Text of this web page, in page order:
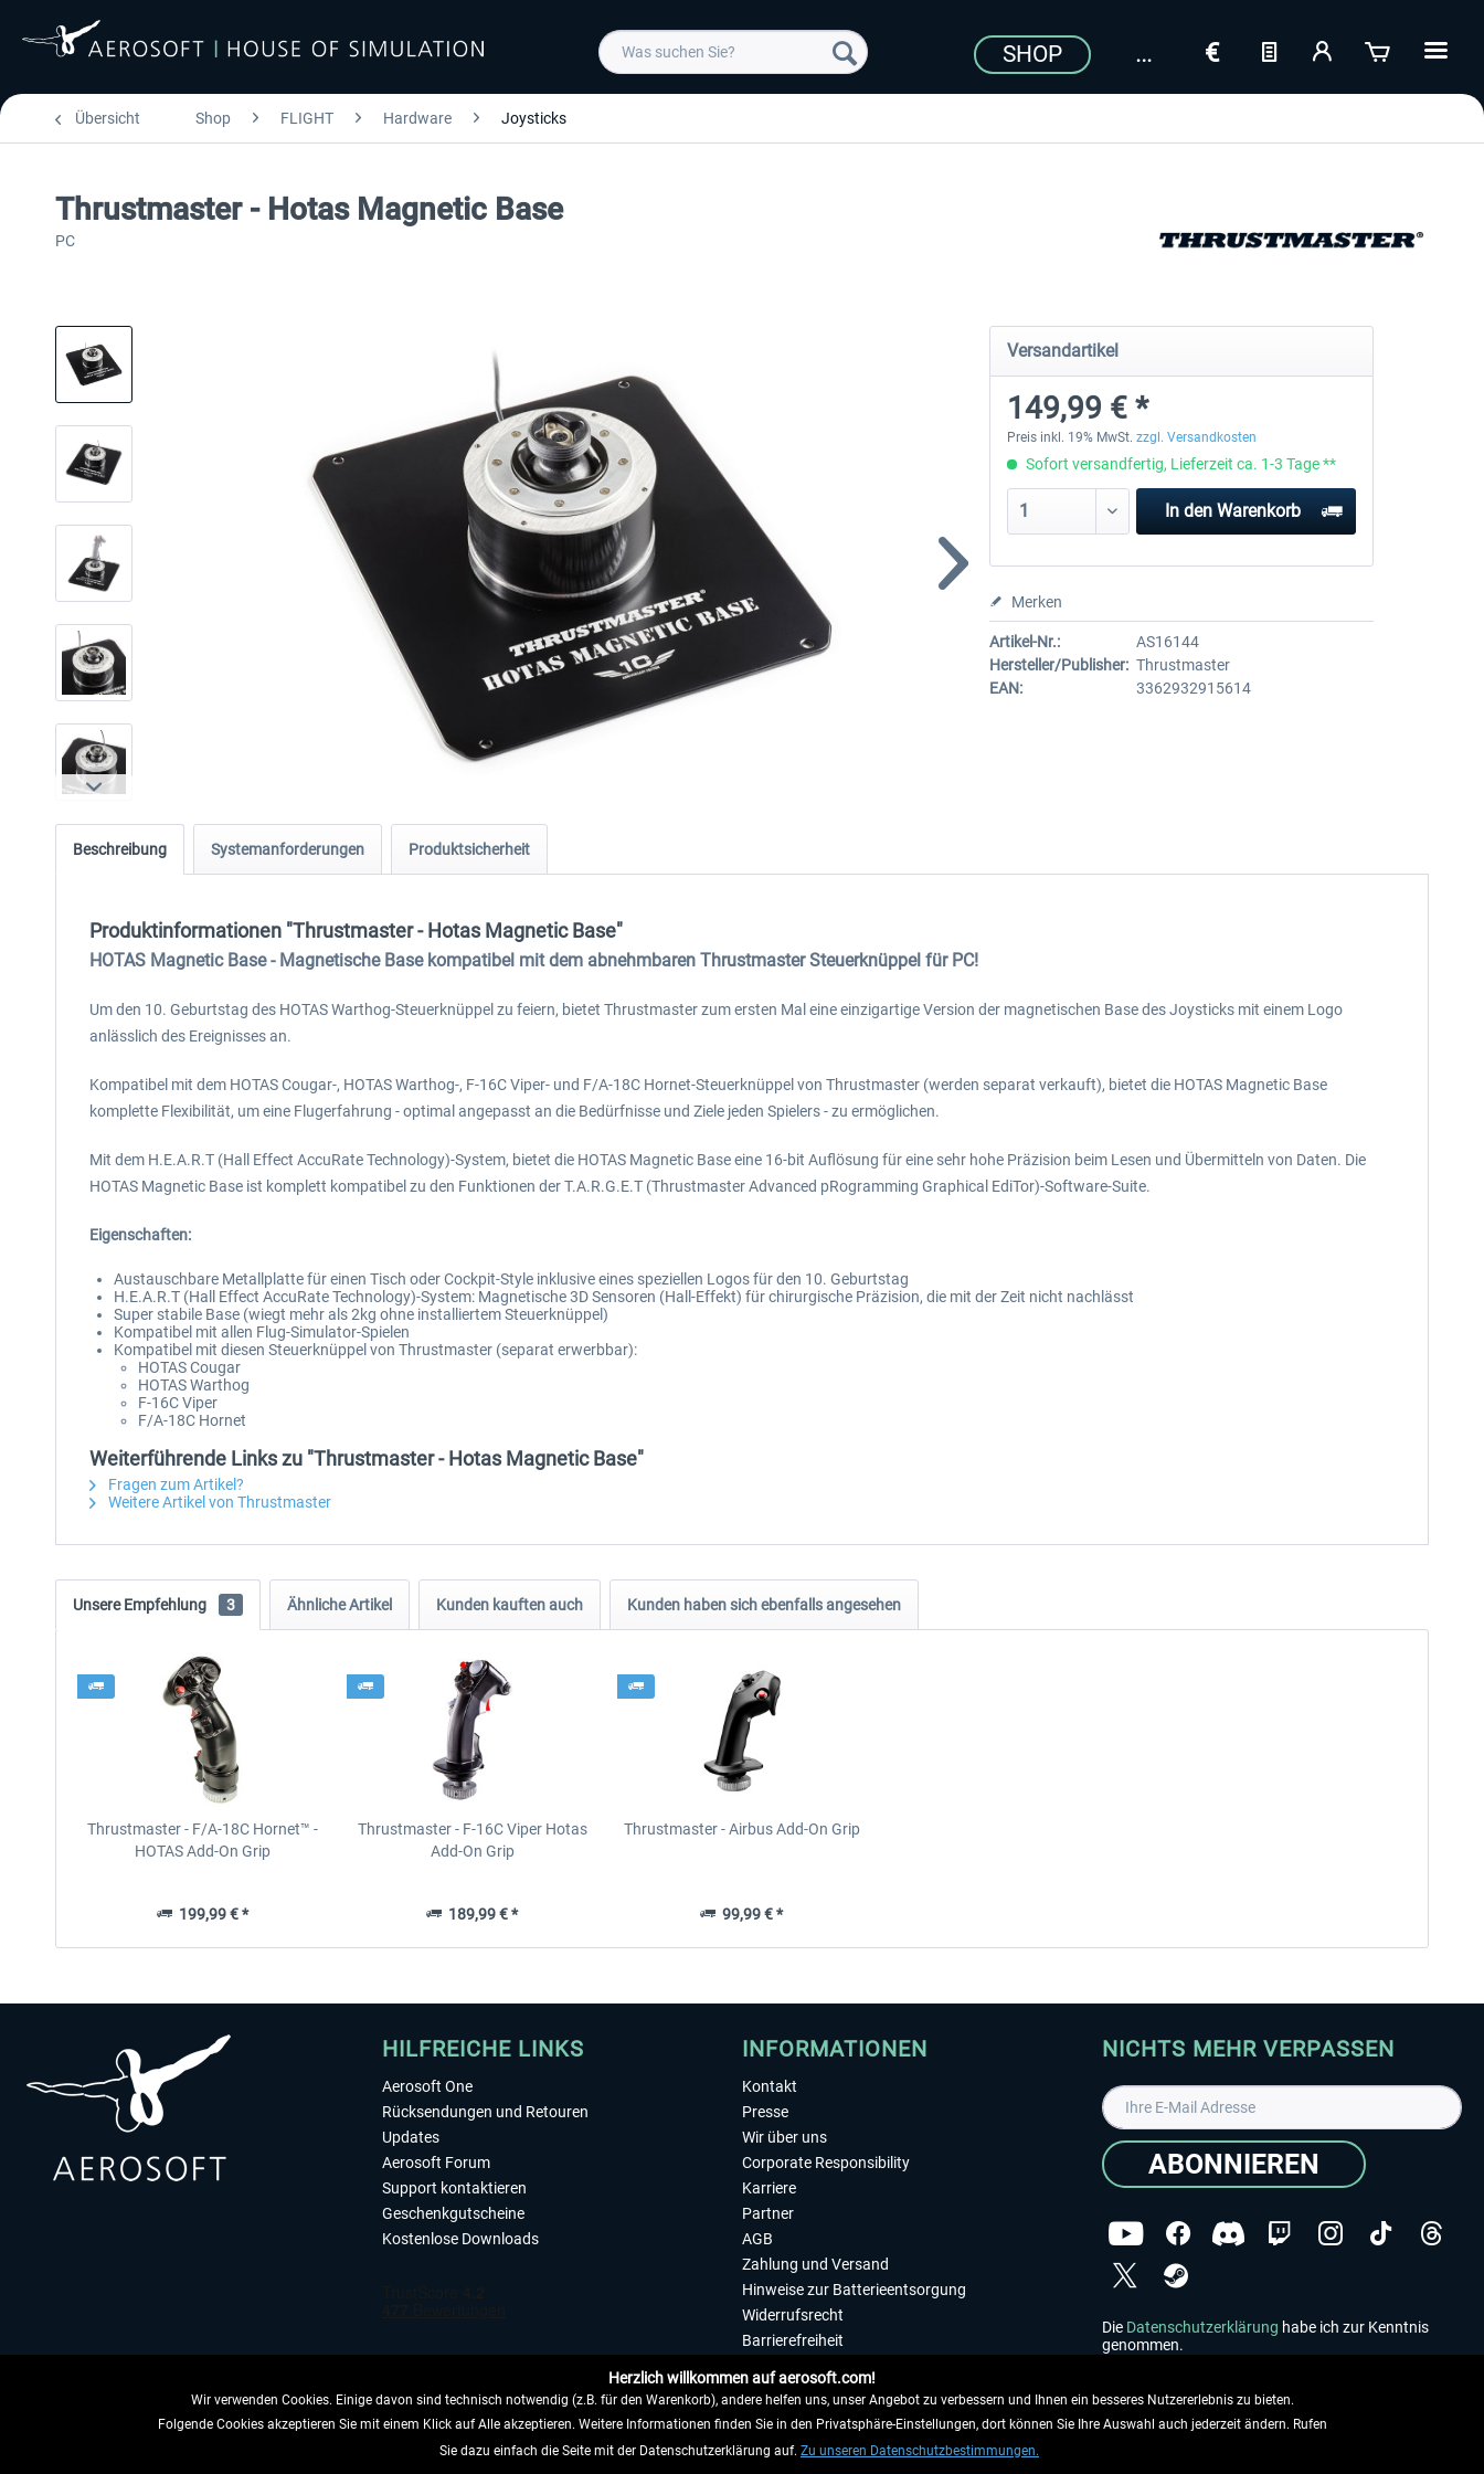
SHOP
Übersicht Shop FLIGHT Hardware Joysticks
Thrustmaster - Hotas Magnetic Base
PC
Versandartikel
149,99 € *
Preis inkl. 19% MwSt. zzgl. Versandkosten
Sofort versandfertig, Lieferzeit ca. 1-3 Tage **
In den Warenkorb
Merken
Artikel-Nr.:
AS16144
Hersteller/Publisher: Thrustmaster
EAN:
3362932915614
Beschreibung Systemanforderungen Produktsicherheit
Produktinformationen "Thrustmaster - Hotas Magnetic Base"
HOTAS Magnetic Base - Magnetische Base kompatibel mit dem abnehmbaren Thrustmaster Steuerknüppel für PC!
Um den 10. Geburtstag des HOTAS Warthog-Steuerknüppel zu feiern, bietet Thrustmaster zum ersten Mal eine einzigartige Version der magnetischen Base des Joysticks mit einem Logo
anlässlich des Ereignisses an.
Kompatibel mit dem HOTAS Cougar-, HOTAS Warthog-, F-16C Viper- und F/A-18C Hornet-Steuerknüppel von Thrustmaster (werden separat verkauft), bietet die HOTAS Magnetic Base
komplette Flexibilität, um eine Flugerfahrung - optimal angepasst an die Bedürfnisse und Ziele jeden Spielers - zu ermöglichen.
Mit dem H.E.A.R.T (Hall Effect AccuRate Technology)-System, bietet die HOTAS Magnetic Base eine 16-bit Auflösung für eine sehr hohe Präzision beim Lesen und Übermitteln von Daten. Die
HOTAS Magnetic Base ist komplett kompatibel zu den Funktionen der T.A.R.G.E.T (Thrustmaster Advanced pRogramming Graphical EdiTor)-Software-Suite.
Eigenschaften:
Austauschbare Metallplatte für einen Tisch oder Cockpit-Style inklusive eines speziellen Logos für den 10. Geburtstag
H.E.A.R.T (Hall Effect AccuRate Technology)-System: Magnetische 3D Sensoren (Hall-Effekt) für chirurgische Präzision, die mit der Zeit nicht nachlässt
Super stabile Base (wiegt mehr als 2kg ohne installiertem Steuerknüppel)
Kompatibel mit allen Flug-Simulator-Spielen
Kompatibel mit diesen Steuerknüppel von Thrustmaster (separat erwerbbar):
HOTAS Cougar
HOTAS Warthog
F-16C Viper
F/A-18C Hornet
Weiterführende Links zu "Thrustmaster - Hotas Magnetic Base"
Fragen zum Artikel?
Weitere Artikel von Thrustmaster
Unsere Empfehlung 3 Ähnliche Artikel Kunden kauften auch Kunden haben sich ebenfalls angesehen
Thrustmaster - F/A-18C Hornet™ -
HOTAS Add-On Grip
199,99 € *
Thrustmaster - F-16C Viper Hotas
Add-On Grip
189,99 € *
Thrustmaster - Airbus Add-On Grip
99,99 € *
HILFREICHE LINKS
Aerosoft One
Rücksendungen und Retouren
Updates
Aerosoft Forum
Support kontaktieren
Geschenkgutscheine
Kostenlose Downloads
VERTRAG WIDERRUFEN
INFORMATIONEN
Kontakt
Presse
Wir über uns
Corporate Responsibility
Karriere
Partner
AGB
Zahlung und Versand
Hinweise zur Batterieentsorgung
Widerrufsrecht
Barrierefreiheit
Impressum
NICHTS MEHR VERPASSEN
ABONNIEREN
Die Datenschutzerklärung habe ich zur Kenntnis
genommen.
Herzlich willkommen auf aerosoft.com!
Wir verwenden Cookies. Einige davon sind technisch notwendig (z.B. für den Warenkorb), andere helfen uns, unser Angebot zu verbessern und Ihnen ein besseres Nutzererlebnis zu bieten.
Folgende Cookies akzeptieren Sie mit einem Klick auf Alle akzeptieren. Weitere Informationen finden Sie in den Privatsphäre-Einstellungen, dort können Sie Ihre Auswahl auch jederzeit ändern. Rufen
Sie dazu einfach die Seite mit der Datenschutzerklärung auf. Zu unseren Datenschutzbestimmungen.